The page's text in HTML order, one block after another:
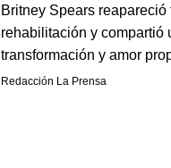
Britney Spears
rehabilitación y compartió
transformación y amor
Redacción La Prensa